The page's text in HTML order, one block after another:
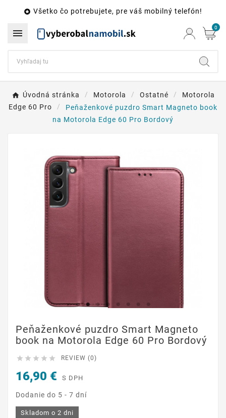
 Všetko čo potrebujete, pre váš mobilný telefón!
 0
Úvodná stránka Motorola Ostatné
Motorola
Edge 60 Pro
Peňaženkové puzdro Smart Magneto book
na Motorola Edge 60 Pro Bordový
Peňaženkové puzdro Smart Magneto
book na Motorola Edge 60 Pro Bordový
     REVIEW (0)
16,90 € S DPH
Dodanie do 5 - 7 dní
Skladom o 2 dni